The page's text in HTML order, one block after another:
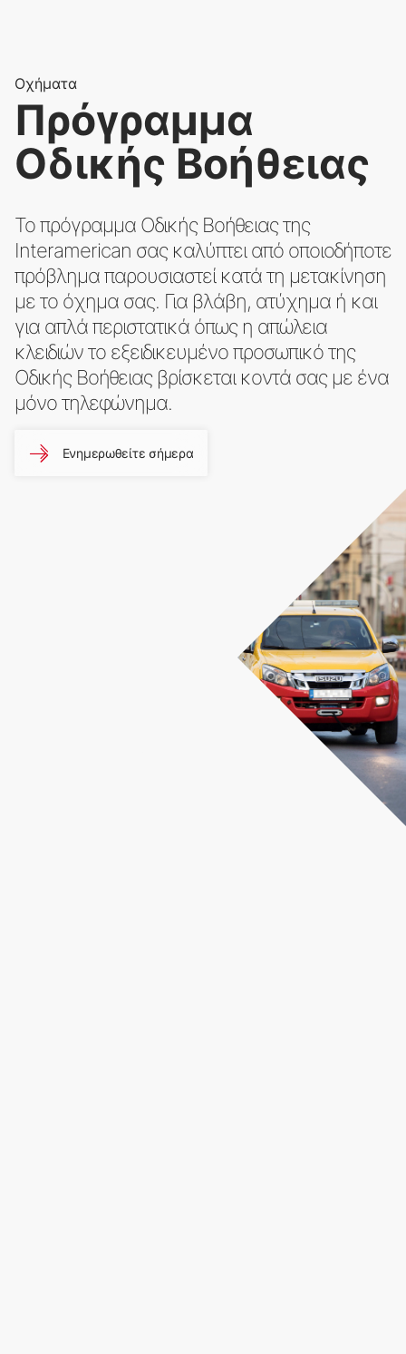
Οχήματα
Πρόγραμμα
Οδικής Βοήθειας
Το πρόγραμμα Οδικής Βοήθειας της
Interamerican σας καλύπτει από οποιοδήποτε
πρόβλημα παρουσιαστεί κατά τη μετακίνηση
με το όχημα σας. Για βλάβη, ατύχημα ή και
για απλά περιστατικά όπως η απώλεια
κλειδιών το εξειδικευμένο προσωπικό της
Οδικής Βοήθειας βρίσκεται κοντά σας με ένα
μόνο τηλεφώνημα.
Ενημερωθείτε σήμερα